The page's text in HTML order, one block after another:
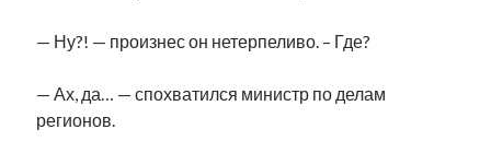
— Ну?! — произнес он нетерпеливо. – Где?
— Ах, да… — спохватился министр по делам
регионов.